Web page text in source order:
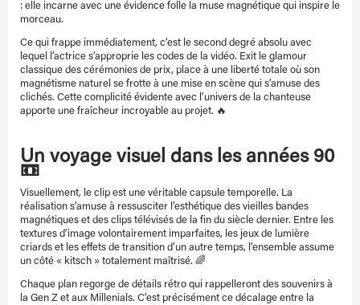
: elle incarne avec une évidence folle la muse magnétique qui inspire le
morceau.
Ce qui frappe immédiatement, c’est le second degré absolu avec
lequel l’actrice s’approprie les codes de la vidéo. Exit le glamour
classique des cérémonies de prix, place à une liberté totale où son
magnétisme naturel se frotte à une mise en scène qui s’amuse des
clichés. Cette complicité évidente avec l’univers de la chanteuse
apporte une fraîcheur incroyable au projet. 🔥
Un voyage visuel dans les années 90
📼
Visuellement, le clip est une véritable capsule temporelle. La
réalisation s’amuse à ressusciter l’esthétique des vieilles bandes
magnétiques et des clips télévisés de la fin du siècle dernier. Entre les
textures d’image volontairement imparfaites, les jeux de lumière
criards et les effets de transition d’un autre temps, l’ensemble assume
un côté « kitsch » totalement maîtrisé. 🌈
Chaque plan regorge de détails rétro qui rappelleront des souvenirs à
la Gen Z et aux Millenials. C’est précisément ce décalage entre la